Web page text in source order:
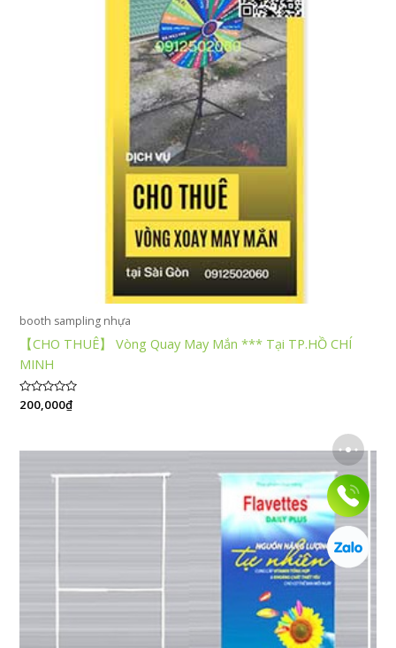
booth sampling nhựa
【CHO THUÊ】 Vòng Quay May Mắn *** Tại TP.HỒ CHÍ
MINH
Được
xếp
200,000₫